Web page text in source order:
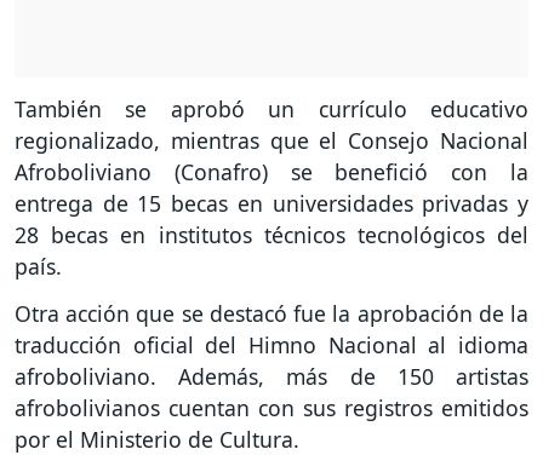
También se aprobó un currículo educativo
regionalizado, mientras que el Consejo Nacional
Afroboliviano (Conafro) se benefició con la
entrega de 15 becas en universidades privadas y
28 becas en institutos técnicos tecnológicos del
país.
Otra acción que se destacó fue la aprobación de la
traducción oficial del Himno Nacional al idioma
afroboliviano. Además, más de 150 artistas
afrobolivianos cuentan con sus registros emitidos
por el Ministerio de Cultura.